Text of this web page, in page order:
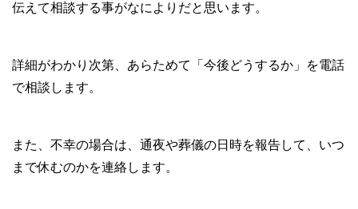
伝えて相談する事がなによりだと思います。
詳細がわかり次第、あらためて「今後どうするか」を電話
で相談します。
また、不幸の場合は、通夜や葬儀の日時を報告して、いつ
まで休むのかを連絡します。